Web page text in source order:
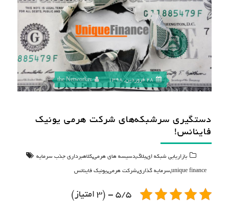
28 فروردین, 1398 the Networker
دستگیری سرشبکه‌های شرکت هرمی یونیک
فاینانس!
بازاریابی شبکه ای,بلاگ,دسیسه های هرمی,کلاهبرداری جذب سرمایه
unique finance
,سرمایه گذاری,شرکت هرمی,یونیک فاینانس
5/5 - (3 امتیاز)